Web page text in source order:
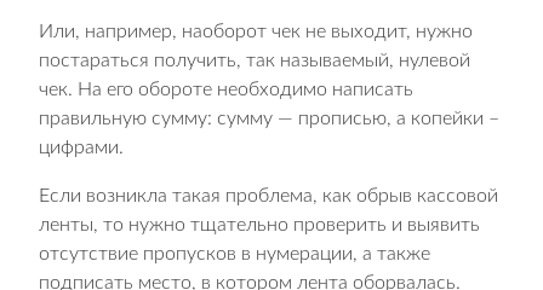
Или, например, наоборот чек не выходит, нужно
постараться получить, так называемый, нулевой
чек. На его обороте необходимо написать
правильную сумму: сумму — прописью, а копейки –
цифрами.
Если возникла такая проблема, как обрыв кассовой
ленты, то нужно тщательно проверить и выявить
отсутствие пропусков в нумерации, а также
подписать место, в котором лента оборвалась.